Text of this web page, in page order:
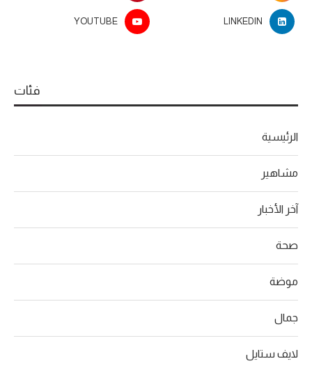
LINKEDIN
YOUTUBE
فئات
الرئيسية
مشاهير
آخر الأخبار
صحة
موضة
جمال
لايف ستايل